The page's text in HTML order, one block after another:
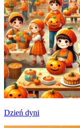
Dzień dyni